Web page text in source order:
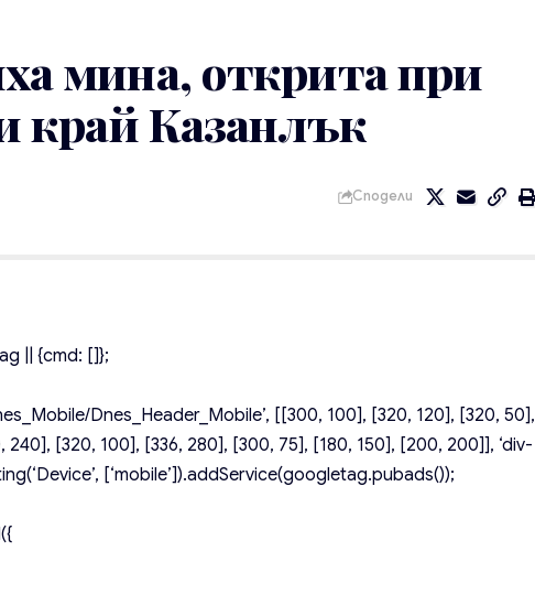
мина, открита при
край Казанлък
Сподели
|| {cmd: []};
Dnes_Header_Mobile’, [[300, 100], [320, 120], [320, 50],
[320, 100], [336, 280], [300, 75], [180, 150], [200, 200]], ‘div-
[‘mobile’]).addService(googletag.pubads());